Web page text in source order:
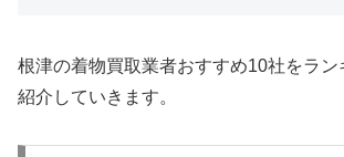
根津の着物買取業者おすすめ10社をラ
紹介していきます。